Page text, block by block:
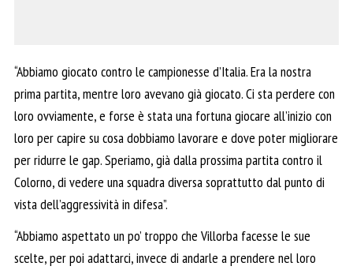
“Abbiamo giocato contro le campionesse d’Italia. Era la nostra
prima partita, mentre loro avevano già giocato. Ci sta perdere con
loro ovviamente, e forse è stata una fortuna giocare all’inizio con
loro per capire su cosa dobbiamo lavorare e dove poter migliorare
per ridurre le gap. Speriamo, già dalla prossima partita contro il
Colorno, di vedere una squadra diversa soprattutto dal punto di
vista dell’aggressività in difesa”.
“Abbiamo aspettato un po’ troppo che Villorba facesse le sue
scelte, per poi adattarci, invece di andarle a prendere nel loro